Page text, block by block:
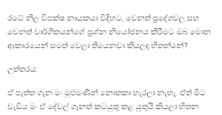
රටේ නිල විපක්ෂ නායකයා විදිහට, වෙනත් ප‍්‍රදේශවල සහ
වෙනත් වාර්ගිකයන්ගේ ප‍්‍රශ්න නියෝජනය කිරීමට ඔබ මොන
ආකාරයෙන් සමත් වෙලා තියෙනවා කියලද හිතන්නේ?
උත්තරය:
ඒ පැත්ත ගැන මං මුළුමණින් නොතකා හැරලා නැහැ. ඒත් මීට
වැඩිය මං ඒ දේවල් ගැනත් කටයුතු කළ යුතුයි කියලා හිතන